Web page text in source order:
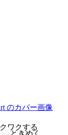
ワクする
ときめく